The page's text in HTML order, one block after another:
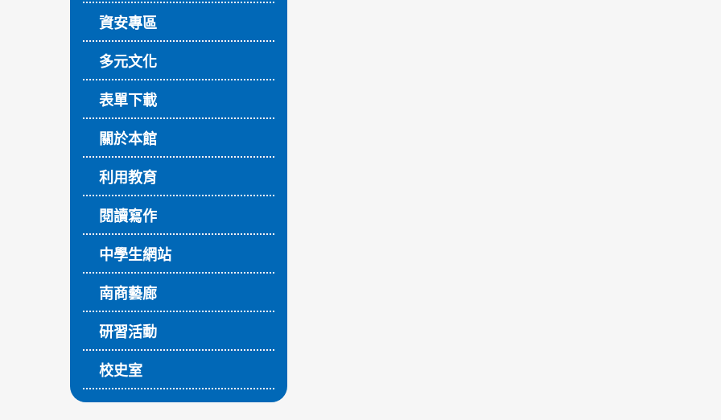
資安專區
多元文化
表單下載
關於本館
利用教育
閱讀寫作
中學生網站
南商藝廊
研習活動
校史室